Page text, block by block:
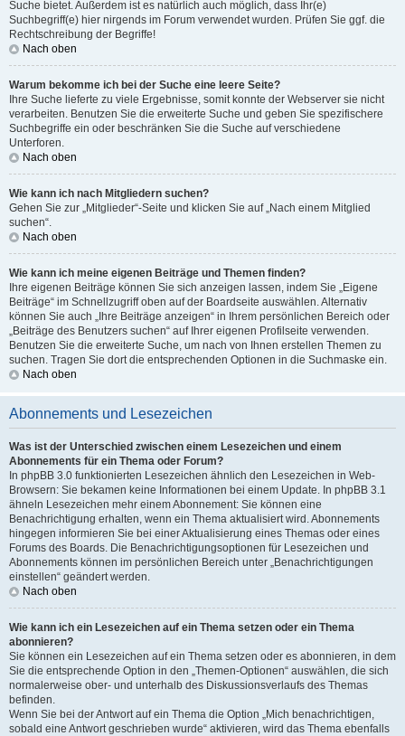
Suche bietet. Außerdem ist es natürlich auch möglich, dass Ihr(e)
Suchbegriff(e) hier nirgends im Forum verwendet wurden. Prüfen Sie ggf. die
Rechtschreibung der Begriffe!
Nach oben
Warum bekomme ich bei der Suche eine leere Seite?
Ihre Suche lieferte zu viele Ergebnisse, somit konnte der Webserver sie nicht
verarbeiten. Benutzen Sie die erweiterte Suche und geben Sie spezifischere
Suchbegriffe ein oder beschränken Sie die Suche auf verschiedene
Unterforen.
Nach oben
Wie kann ich nach Mitgliedern suchen?
Gehen Sie zur „Mitglieder“-Seite und klicken Sie auf „Nach einem Mitglied
suchen“.
Nach oben
Wie kann ich meine eigenen Beiträge und Themen finden?
Ihre eigenen Beiträge können Sie sich anzeigen lassen, indem Sie „Eigene
Beiträge“ im Schnellzugriff oben auf der Boardseite auswählen. Alternativ
können Sie auch „Ihre Beiträge anzeigen“ in Ihrem persönlichen Bereich oder
„Beiträge des Benutzers suchen“ auf Ihrer eigenen Profilseite verwenden.
Benutzen Sie die erweiterte Suche, um nach von Ihnen erstellen Themen zu
suchen. Tragen Sie dort die entsprechenden Optionen in die Suchmaske ein.
Nach oben
Abonnements und Lesezeichen
Was ist der Unterschied zwischen einem Lesezeichen und einem
Abonnements für ein Thema oder Forum?
In phpBB 3.0 funktionierten Lesezeichen ähnlich den Lesezeichen in Web-
Browsern: Sie bekamen keine Informationen bei einem Update. In phpBB 3.1
ähneln Lesezeichen mehr einem Abonnement: Sie können eine
Benachrichtigung erhalten, wenn ein Thema aktualisiert wird. Abonnements
hingegen informieren Sie bei einer Aktualisierung eines Themas oder eines
Forums des Boards. Die Benachrichtigungsoptionen für Lesezeichen und
Abonnements können im persönlichen Bereich unter „Benachrichtigungen
einstellen“ geändert werden.
Nach oben
Wie kann ich ein Lesezeichen auf ein Thema setzen oder ein Thema
abonnieren?
Sie können ein Lesezeichen auf ein Thema setzen oder es abonnieren, in dem
Sie die entsprechende Option in den „Themen-Optionen“ auswählen, die sich
normalerweise ober- und unterhalb des Diskussionsverlaufs des Themas
befinden.
Wenn Sie bei der Antwort auf ein Thema die Option „Mich benachrichtigen,
sobald eine Antwort geschrieben wurde“ aktivieren, wird das Thema ebenfalls